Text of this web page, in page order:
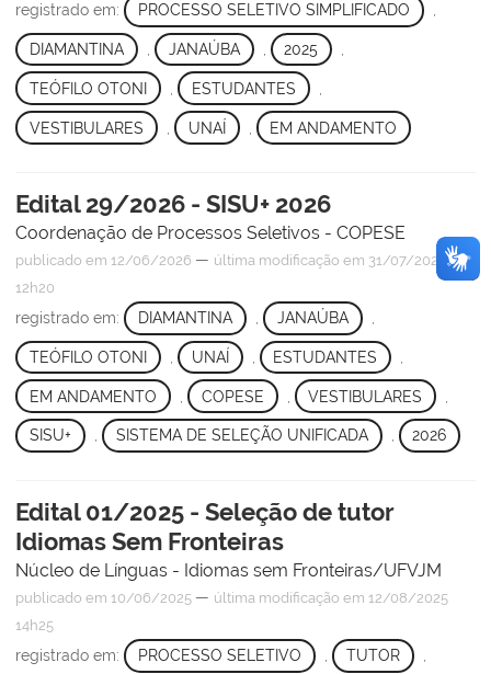
registrado em: PROCESSO SELETIVO SIMPLIFICADO ,
DIAMANTINA JANAÚBA 2025
TEÓFILO OTONI ESTUDANTES
VESTIBULARES UNAÍ EM ANDAMENTO
Edital 29/2026 - SISU+ 2026
Coordenação de Processos Seletivos - COPESE
publicado em 12/06/2026 — última modificação em 31/07/2026
12h20
registrado em: DIAMANTINA , JANAÚBA ,
TEÓFILO OTONI UNAÍ ESTUDANTES
EM ANDAMENTO COPESE VESTIBULARES
SISU+ , SISTEMA DE SELEÇÃO UNIFICADA , 2026
Edital 01/2025 - Seleção de tutor
Idiomas Sem Fronteiras
Núcleo de Línguas - Idiomas sem Fronteiras/UFVJM
publicado em 10/06/2025 — última modificação em 12/08/2025
14h25
registrado em: PROCESSO SELETIVO TUTOR